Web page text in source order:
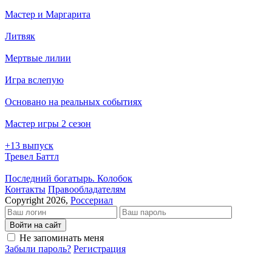
Мастер и Маргарита
Литвяк
Мертвые лилии
Игра вслепую
Основано на реальных событиях
Мастер игры 2 сезон
+13 выпуск
Тревел Баттл
Последний богатырь. Колобок
Кон­так­ты Пра­во­об­ла­да­те­лям
Copyright 2026, Россериал
Войти на сайт
Не запоминать меня
Забыли пароль? Регистрация